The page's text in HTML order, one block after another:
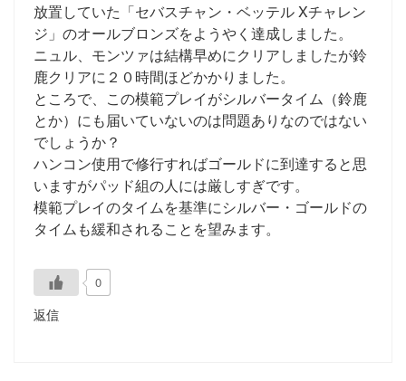
放置していた「セバスチャン・ベッテル Xチャレン
ジ」のオールブロンズをようやく達成しました。
ニュル、モンツァは結構早めにクリアしましたが鈴
鹿クリアに２０時間ほどかかりました。
ところで、この模範プレイがシルバータイム（鈴鹿
とか）にも届いていないのは問題ありなのではない
でしょうか？
ハンコン使用で修行すればゴールドに到達すると思
いますがパッド組の人には厳しすぎです。
模範プレイのタイムを基準にシルバー・ゴールドの
タイムも緩和されることを望みます。
0
返信